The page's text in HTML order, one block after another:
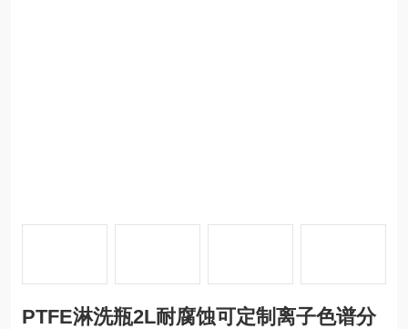
PTFE淋洗瓶2L耐腐蚀可定制离子色谱分